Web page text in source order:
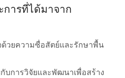
ารที่ได้มาจาก
วยความซื่อสัตย์และรักษาพื้น
การวิจัยและพัฒนาเพื่อสร้าง